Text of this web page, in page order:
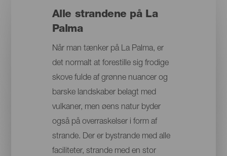
Alle strandene på La
Palma
Når man tænker på La Palma, er
det normalt at forestille sig frodige
skove fulde af grønne nuancer og
barske landskaber belagt med
vulkaner, men øens natur byder
også på overraskelser i form af
strande. Der er bystrande med alle
faciliteter, strande med en stor